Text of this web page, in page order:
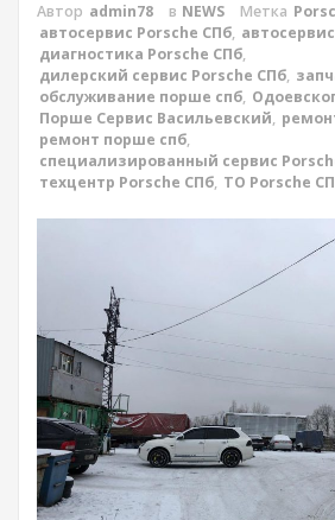
Автор admin78 в NEWS Метка
автосервис Porsche СПб,
диагностика Porsche СПб,
дилерский сервис Porsche СПб,
обслуживание порше спб,
Порше Сервис Васильевский,
ремонт порше спб,
специализированный сервис
техцентр Porsche СПб, ТО Porsche